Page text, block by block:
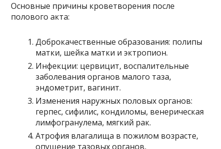
Основные причины кроветворения после
полового акта:
Доброкачественные образования: полипы
матки, шейка матки и эктропион.
Инфекции: цервицит, воспалительные
заболевания органов малого таза,
эндометрит, вагинит.
Изменения наружных половых органов:
герпес, сифилис, кондиломы, венерическая
лимфогранулема, мягкий рак.
Атрофия влагалища в пожилом возрасте,
опущение тазовых органов,